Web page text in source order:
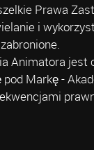
Prawa
i
Animatora jest
Markę -